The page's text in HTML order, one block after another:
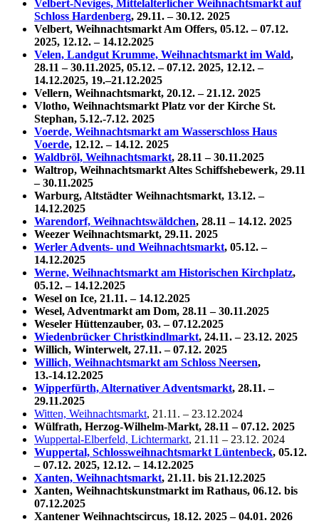
Velbert-Neviges, Mittelalterlicher Weihnachtsmarkt auf
Schloss Hardenberg, 29.11. – 30.12. 2025
Velbert, Weihnachtsmarkt Am Offers, 05.12. – 07.12.
2025, 12.12. – 14.12.2025
Velen, Landgut Krumme, Weihnachtsmarkt im Wald,
28.11 – 30.11.2025, 05.12. – 07.12. 2025, 12.12. –
14.12.2025, 19.–21.12.2025
Vellern, Weihnachtsmarkt, 20.12. – 21.12. 2025
Vlotho, Weihnachtsmarkt Platz vor der Kirche St.
Stephan, 5.12.-7.12. 2025
Voerde, Weihnachtsmarkt am Wasserschloss Haus
Voerde, 12.12. – 14.12. 2025
Waldbröl, Weihnachtsmarkt, 28.11 – 30.11.2025
Waltrop, Weihnachtsmarkt Altes Schiffshebewerk, 29.11
– 30.11.2025
Warburg, Altstädter Weihnachtsmarkt, 13.12. –
14.12.2025
Warendorf, Weihnachtswäldchen, 28.11 – 14.12. 2025
Weezer Weihnachtsmarkt, 29.11. 2025
Werler Advents- und Weihnachtsmarkt, 05.12. –
14.12.2025
Werne, Weihnachtsmarkt am Historischen Kirchplatz,
05.12. – 14.12.2025
Wesel on Ice, 21.11. – 14.12.2025
Wesel, Adventmarkt am Dom, 28.11 – 30.11.2025
Weseler Hüttenzauber, 03. – 07.12.2025
Wiedenbrücker Christkindlmarkt, 24.11. – 23.12. 2025
Willich, Winterwelt, 27.11. – 07.12. 2025
Willich, Weihnachtsmarkt am Schloss Neersen,
13.-14.12.2025
Wipperfürth, Alternativer Adventsmarkt, 28.11. –
29.11.2025
Witten, Weihnachtsmarkt, 21.11. – 23.12.2024
Wülfrath, Herzog-Wilhelm-Markt, 28.11 – 07.12. 2025
Wuppertal-Elberfeld, Lichtermarkt, 21.11 – 23.12. 2024
Wuppertal, Schlossweihnachtsmarkt Lüntenbeck, 05.12.
– 07.12. 2025, 12.12. – 14.12.2025
Xanten, Weihnachtsmarkt, 21.11. bis 21.12.2025
Xanten, Weihnachtskunstmarkt im Rathaus, 06.12. bis
07.12.2025
Xantener Weihnachtscircus, 18.12. 2025 – 04.01. 2026